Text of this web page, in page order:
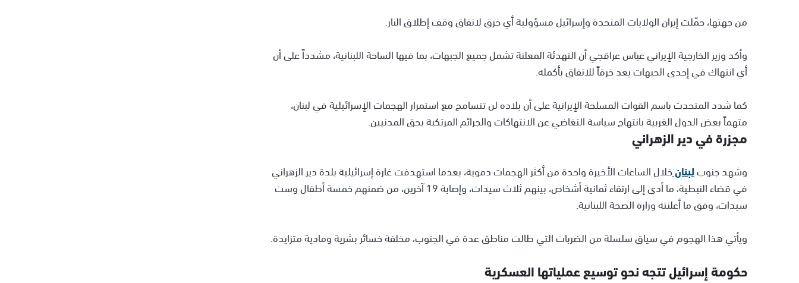
من جهتها، حمّلت إيران الولايات المتحدة وإسرائيل مسؤولية أي خرق لاتفاق وقف إطلاق النار.
وأكد وزير الخارجية الإيراني عباس عراقجي أن التهدئة المعلنة تشمل جميع الجبهات، بما فيها الساحة اللبنانية، مشدداً على أن
أي انتهاك في إحدى الجبهات يعد خرقاً للاتفاق بأكمله.
كما شدد المتحدث باسم القوات المسلحة الإيرانية على أن بلاده لن تتسامح مع استمرار الهجمات الإسرائيلية في لبنان،
متهماً بعض الدول الغربية بانتهاج سياسة التغاضي عن الانتهاكات والجرائم المرتكبة بحق المدنيين.
مجزرة في دير الزهراني
وشهد جنوبلبنانخلال الساعات الأخيرة واحدة من أكثر الهجمات دموية، بعدما استهدفت غارة إسرائيلية بلدة دير الزهراني
في قضاء النبطية، ما أدى إلى ارتقاء ثمانية أشخاص، بينهم ثلاث سيدات، وإصابة 19 آخرين، من ضمنهم خمسة أطفال وست
سيدات، وفق ما أعلنته وزارة الصحة اللبنانية.
ويأتي هذا الهجوم في سياق سلسلة من الضربات التي طالت مناطق عدة في الجنوب، مخلفة خسائر بشرية ومادية متزايدة.
حكومة إسرائيل تتجه نحو توسيع عملياتها العسكرية